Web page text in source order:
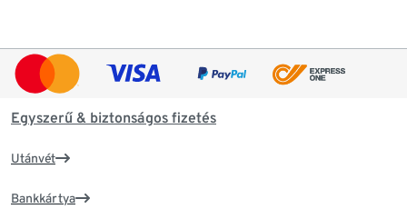
Egyszerű & biztonságos fizetés
Utánvét
Bankkártya